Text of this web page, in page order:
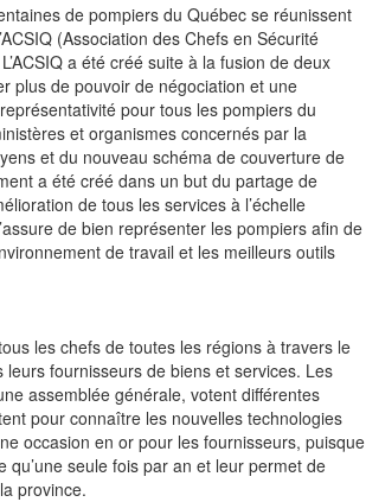
de pompiers du Québec se réunissent
(Association des Chefs en Sécurité
a été créé suite à la fusion de deux
plus de pouvoir de négociation et une
pour tous les pompiers du
et organismes concernés par la
et du nouveau schéma de couverture de
a été créé dans un but du partage de
de tous les services à l’échelle
de bien représenter les pompiers afin de
de travail et les meilleurs outils
les chefs de toutes les régions à travers le
leurs fournisseurs de biens et services. Les
assemblée générale, votent différentes
pour connaître les nouvelles technologies
occasion en or pour les fournisseurs, puisque
qu’une seule fois par an et leur permet de
province.